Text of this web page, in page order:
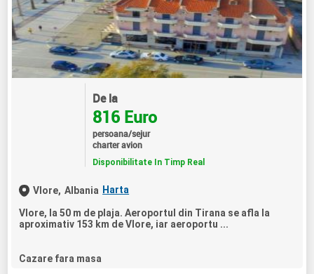
De la
816 Euro
persoana/sejur
charter avion
Disponibilitate In Timp Real
Vlore, Albania Harta
Vlore, la 50 m de plaja. Aeroportul din Tirana se afla la
aproximativ 153 km de Vlore, iar aeroportu ...
Cazare fara masa